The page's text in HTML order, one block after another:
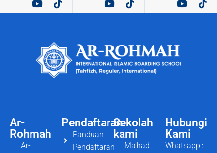
Ar-
Rohmah
Ar-
Pendaftaran
Panduan
Pendaftaran
Hubungi
Kami
Whatsapp :
Sekolah
kami
Ma'had